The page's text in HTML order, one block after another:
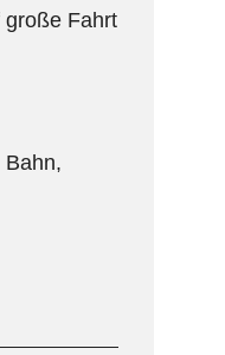
große Fahrt
Bahn,